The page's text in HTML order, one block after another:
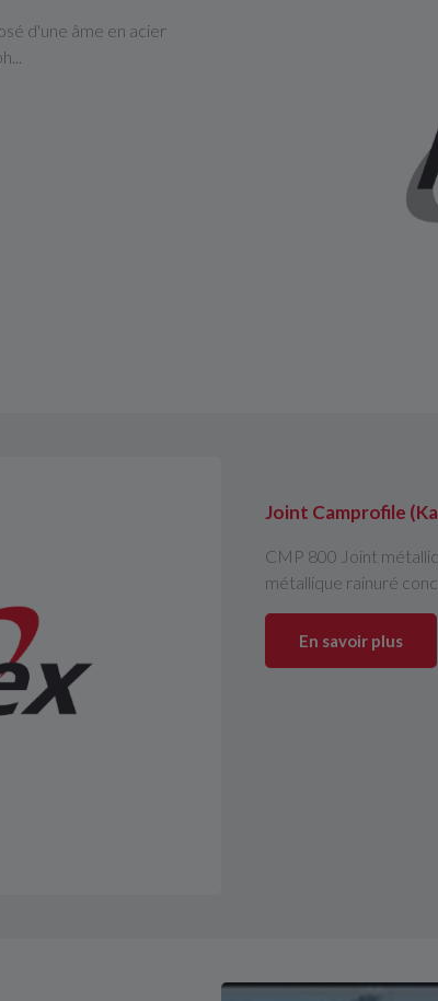
d'une âme en acier
Joint Camprofile
CMP 800 Joint
métallique rainuré
En savoir plus